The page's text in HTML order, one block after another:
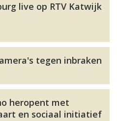
live op RTV Katwijk
tegen inbraken
heropent met
en sociaal initiatief